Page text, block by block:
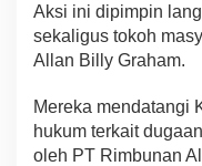
Aksi ini dipimpin
sekaligus tokoh
Allan Billy Graham.
Mereka mendatangi
hukum terkait
oleh PT Rimbunan